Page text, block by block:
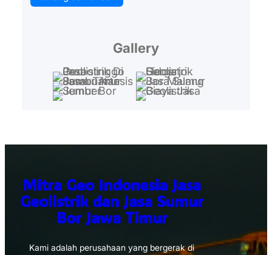
Gallery
Mitra Geo Indonesia Jasa
Geolistrik dan Jasa Sumur
Bor Jawa Timur
Kami adalah perusahaan yang bergerak di